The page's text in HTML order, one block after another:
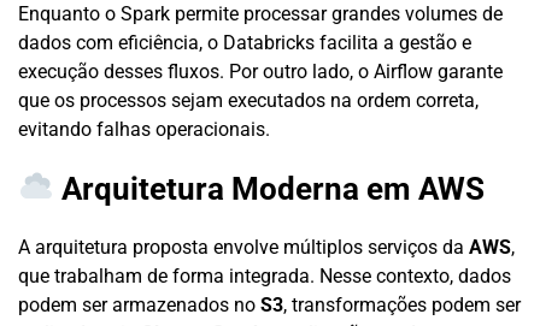
Enquanto o Spark permite processar grandes volumes de
dados com eficiência, o Databricks facilita a gestão e
execução desses fluxos. Por outro lado, o Airflow garante
que os processos sejam executados na ordem correta,
evitando falhas operacionais.
Arquitetura Moderna em AWS
A arquitetura proposta envolve múltiplos serviços da AWS,
que trabalham de forma integrada. Nesse contexto, dados
podem ser armazenados no S3, transformações podem ser